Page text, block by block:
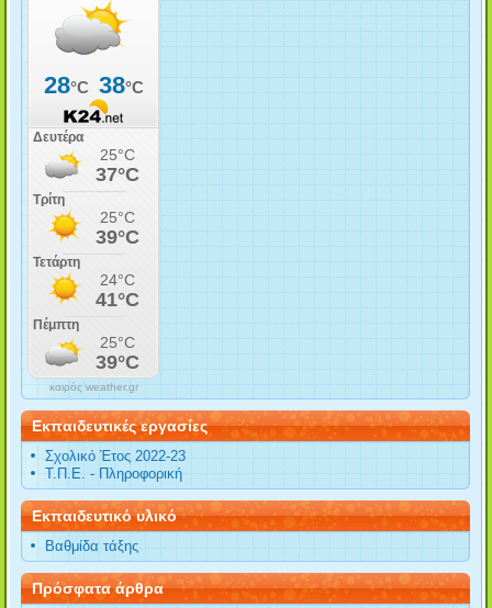
καιρός weather.gr
Εκπαιδευτικές εργασίες
Σχολικό Έτος 2022-23
Τ.Π.Ε. - Πληροφορική
Εκπαιδευτικό υλικό
Βαθμίδα τάξης
Πρόσφατα άρθρα